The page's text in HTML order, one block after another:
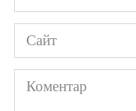
*
Сайт
Коментар